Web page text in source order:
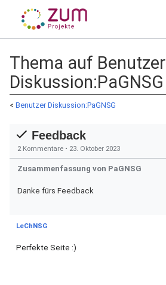
Thema auf Benutzer
Diskussion:PaGNSG
< Benutzer Diskussion:PaGNSG
Feedback
2 Kommentare • 23. Oktober 2023
Zusammenfassung von PaGNSG
Danke fürs Feedback
LeChNSG
Perfekte Seite :)